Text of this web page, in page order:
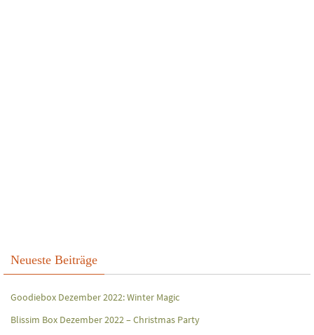
Neueste Beiträge
Goodiebox Dezember 2022: Winter Magic
Blissim Box Dezember 2022 – Christmas Party